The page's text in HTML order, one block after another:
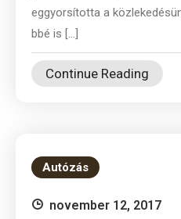
eggyorsította a
bbé is […]
Continue Reading
Autózás
november 12, 2017